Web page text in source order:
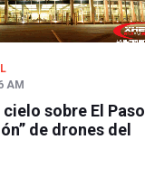
AM
sobre El Paso
de drones del